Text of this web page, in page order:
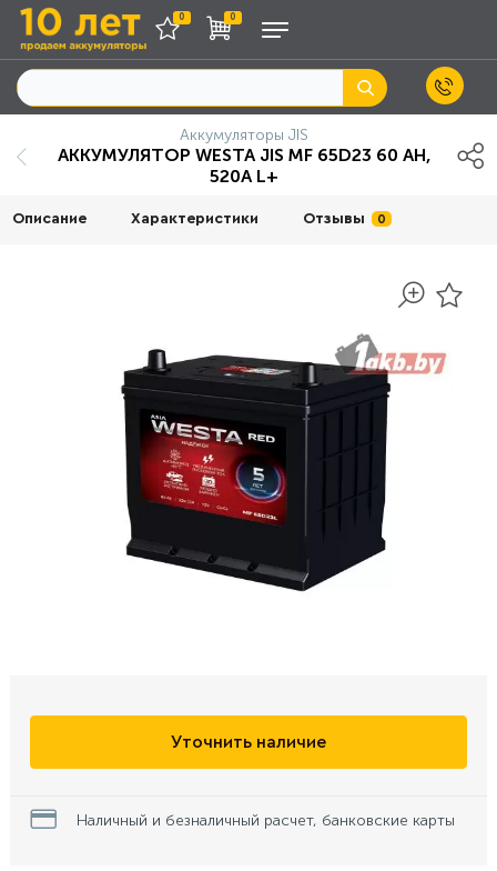
0 0
Аккумуляторы JIS
АККУМУЛЯТОР WESTA JIS MF 65D23 60 AH,
520A L+
Описание Характеристики Отзывы 0
Уточнить наличие
Наличный и безналичный расчет, банковские карты